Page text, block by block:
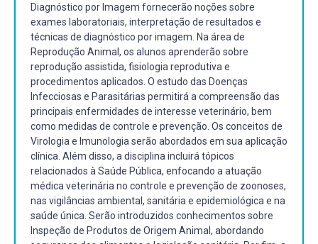
Diagnóstico por Imagem fornecerão noções sobre
exames laboratoriais, interpretação de resultados e
técnicas de diagnóstico por imagem. Na área de
Reprodução Animal, os alunos aprenderão sobre
reprodução assistida, fisiologia reprodutiva e
procedimentos aplicados. O estudo das Doenças
Infecciosas e Parasitárias permitirá a compreensão das
principais enfermidades de interesse veterinário, bem
como medidas de controle e prevenção. Os conceitos de
Virologia e Imunologia serão abordados em sua aplicação
clínica. Além disso, a disciplina incluirá tópicos
relacionados à Saúde Pública, enfocando a atuação
médica veterinária no controle e prevenção de zoonoses,
nas vigilâncias ambiental, sanitária e epidemiológica e na
saúde única. Serão introduzidos conhecimentos sobre
Inspeção de Produtos de Origem Animal, abordando